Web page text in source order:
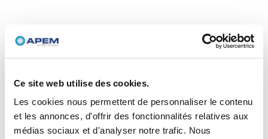
Ce site web utilise des cookies.
Les cookies nous permettent de personnaliser le contenu
et les annonces, d'offrir des fonctionnalités relatives aux
médias sociaux et d'analyser notre trafic. Nous